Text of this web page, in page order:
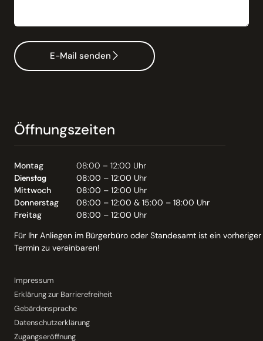
E-Mail senden
Öffnungszeiten
Montag
08:00 – 12:00 Uhr
Dienstag
08:00 – 12:00 Uhr
Mittwoch
08:00 – 12:00 Uhr
Donnerstag
08:00 – 12:00 & 15:00 – 18:00 Uhr
Freitag
08:00 – 12:00 Uhr
Für Ihr Anliegen im Bürgerbüro oder Standesamt ist ein vorheriger
Termin zu vereinbaren!
Impressum
Erklärung zur Barrierefreiheit
Gebärdensprache
Datenschutzerklärung
Zugangseröffnung